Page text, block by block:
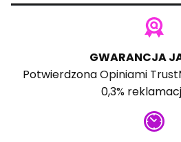
GWARANCJA
PotwierdzonaOpiniami
0,3%